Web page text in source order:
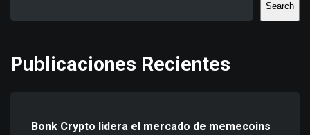
Search
Publicaciones Recientes
Bonk Crypto lidera el mercado de memecoins